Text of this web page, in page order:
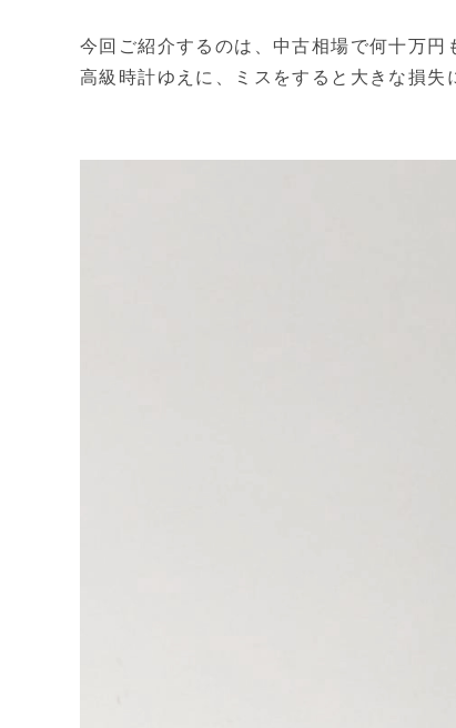
今回ご紹介するのは、中古相場で何十万円
高級時計ゆえに、ミスをすると大きな損失